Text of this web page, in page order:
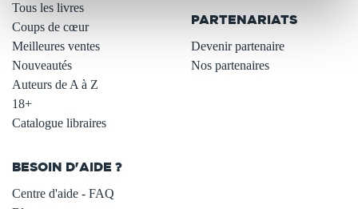
Tous les livres
Coups de cœur
Meilleures ventes
Nouveautés
Auteurs de A à Z
18+
Catalogue libraires
PARTENARIATS
Devenir partenaire
Nos partenaires
BESOIN D'AIDE ?
Centre d'aide - FAQ